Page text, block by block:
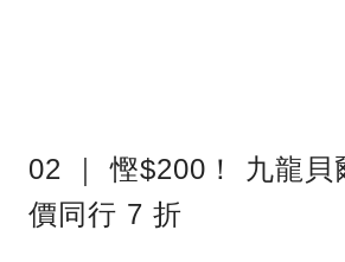
02 ｜ 慳$200！ 九龍貝
價同行 7 折